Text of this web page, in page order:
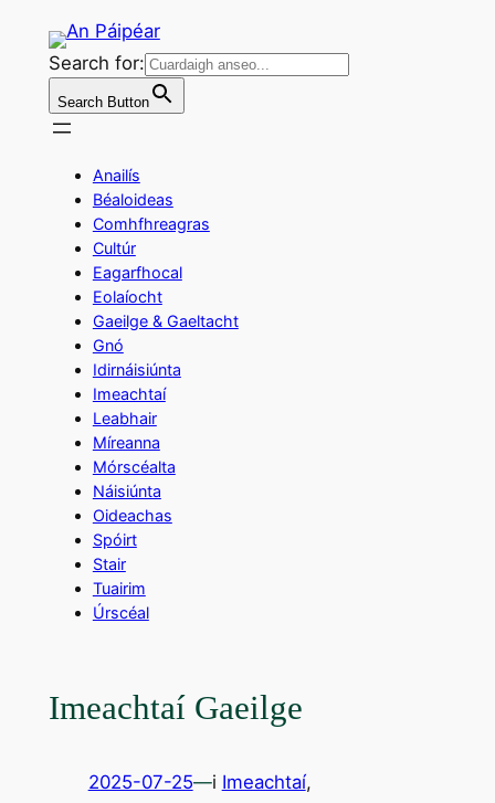
content
Search for:
Search Button
Anailís
Béaloideas
Comhfhreagras
Cultúr
Eagarfhocal
Eolaíocht
Gaeilge & Gaeltacht
Gnó
Idirnáisiúnta
Imeachtaí
Leabhair
Míreanna
Mórscéalta
Náisiúnta
Oideachas
Spóirt
Stair
Tuairim
Úrscéal
Imeachtaí Gaeilge
2025-07-25—i Imeachtaí,